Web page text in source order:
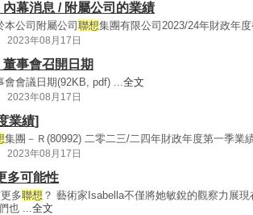
幕消息 / 附屬公司的業績
本公司附屬公司聯想集團有限公司2023/24年財政年
2023年08月17日
事會召開日期
會會議日期(92KB, pdf) ...全文
2023年08月17日
業績]
集團－Ｒ(80992) 二零二三/二四年財政年度第一季業
2023年08月17日
多可能性
多聯想 ？ 藝術家Isabella不僅將她敏銳的觀察力展現
也 ...全文